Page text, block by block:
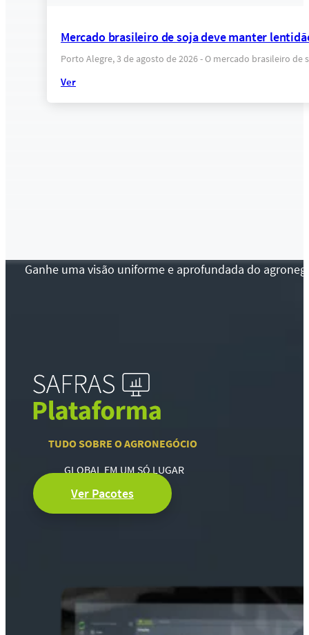
Mercado brasileiro de soja deve manter
Porto Alegre, 3 de agosto de 2026 - O mercado brasileiro
Ver
Ganhe uma visão uniforme e aprofundada do
TUDO SOBRE O AGRONEGÓCIO
GLOBAL EM UM SÓ LUGAR
Ver Pacotes